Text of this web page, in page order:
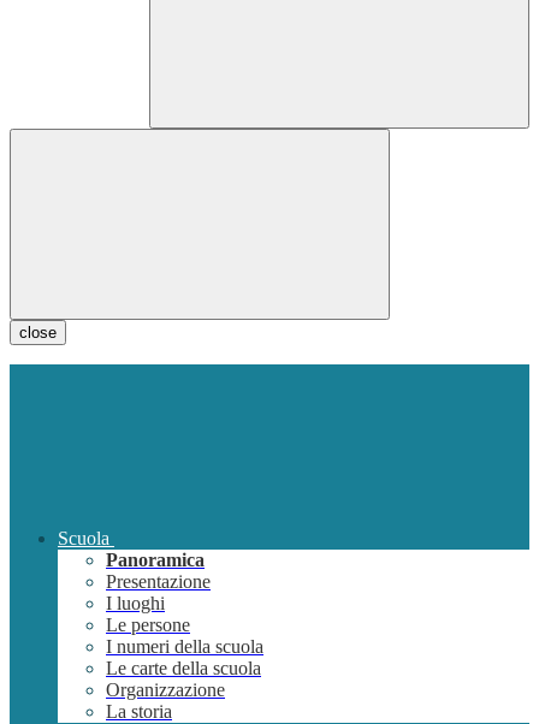
close
Scuola
Panoramica
Presentazione
I luoghi
Le persone
I numeri della scuola
Le carte della scuola
Organizzazione
La storia